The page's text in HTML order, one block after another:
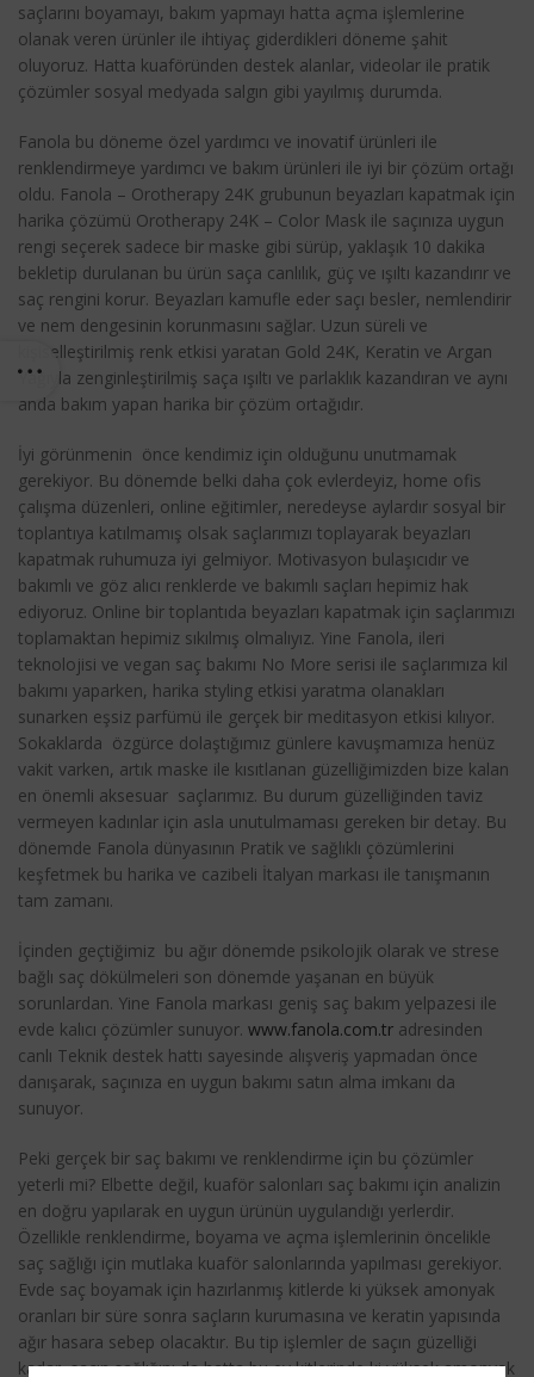
saçlarını boyamayı, bakım yapmayı hatta açma işlemlerine
olanak veren ürünler ile ihtiyaç giderdikleri döneme şahit
oluyoruz. Hatta kuaföründen destek alanlar, videolar ile pratik
çözümler sosyal medyada salgın gibi yayılmış durumda.
Fanola bu döneme özel yardımcı ve inovatif ürünleri ile
renklendirmeye yardımcı ve bakım ürünleri ile iyi bir çözüm ortağı
oldu. Fanola – Orotherapy 24K grubunun beyazları kapatmak için
harika çözümü Orotherapy 24K – Color Mask ile saçınıza uygun
rengi seçerek sadece bir maske gibi sürüp, yaklaşık 10 dakika
bekletip durulanan bu ürün saça canlılık, güç ve ışıltı kazandırır ve
saç rengini korur. Beyazları kamufle eder saçı besler, nemlendirir
ve nem dengesinin korunmasını sağlar. Uzun süreli ve
kişiselleştirilmiş renk etkisi yaratan Gold 24K, Keratin ve Argan
Yağıyla zenginleştirilmiş saça ışıltı ve parlaklık kazandıran ve aynı
anda bakım yapan harika bir çözüm ortağıdır.
İyi görünmenin önce kendimiz için olduğunu unutmamak
gerekiyor. Bu dönemde belki daha çok evlerdeyiz, home ofis
çalışma düzenleri, online eğitimler, neredeyse aylardır sosyal bir
toplantıya katılmamış olsak saçlarımızı toplayarak beyazları
kapatmak ruhumuza iyi gelmiyor. Motivasyon bulaşıcıdır ve
bakımlı ve göz alıcı renklerde ve bakımlı saçları hepimiz hak
ediyoruz. Online bir toplantıda beyazları kapatmak için saçlarımızı
toplamaktan hepimiz sıkılmış olmalıyız. Yine Fanola, ileri
teknolojisi ve vegan saç bakımı No More serisi ile saçlarımıza kil
bakımı yaparken, harika styling etkisi yaratma olanakları
sunarken eşsiz parfümü ile gerçek bir meditasyon etkisi kılıyor.
Sokaklarda özgürce dolaştığımız günlere kavuşmamıza henüz
vakit varken, artık maske ile kısıtlanan güzelliğimizden bize kalan
en önemli aksesuar saçlarımız. Bu durum güzelliğinden taviz
vermeyen kadınlar için asla unutulmaması gereken bir detay. Bu
dönemde Fanola dünyasının Pratik ve sağlıklı çözümlerini
keşfetmek bu harika ve cazibeli İtalyan markası ile tanışmanın
tam zamanı.
İçinden geçtiğimiz bu ağır dönemde psikolojik olarak ve strese
bağlı saç dökülmeleri son dönemde yaşanan en büyük
sorunlardan. Yine Fanola markası geniş saç bakım yelpazesi ile
evde kalıcı çözümler sunuyor. www.fanola.com.tr adresinden
canlı Teknik destek hattı sayesinde alışveriş yapmadan önce
danışarak, saçınıza en uygun bakımı satın alma imkanı da
sunuyor.
Peki gerçek bir saç bakımı ve renklendirme için bu çözümler
yeterli mi? Elbette değil, kuaför salonları saç bakımı için analizin
en doğru yapılarak en uygun ürünün uygulandığı yerlerdir.
Özellikle renklendirme, boyama ve açma işlemlerinin öncelikle
saç sağlığı için mutlaka kuaför salonlarında yapılması gerekiyor.
Evde saç boyamak için hazırlanmış kitlerde ki yüksek amonyak
oranları bir süre sonra saçların kurumasına ve keratin yapısında
ağır hasara sebep olacaktır. Bu tip işlemler de saçın güzelliği
kadar, saçın sağlığını da hatta bu ev kitlerinde ki yüksek amonyak